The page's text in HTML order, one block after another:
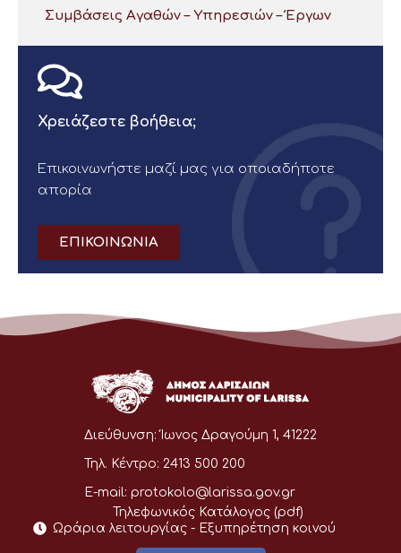
Συμβάσεις Αγαθών – Υπηρεσιών – Έργων
Χρειάζεστε βοήθεια;
Επικοινωνήστε μαζί μας για οποιαδήποτε
απορία
ΕΠΙΚΟΙΝΩΝΙΑ
Διεύθυνση: Ίωνος Δραγούμη 1, 41222
Τηλ. Κέντρο: 2413 500 200
E-mail: protokolo@larissa.gov.gr
Τηλεφωνικός Κατάλογος (pdf)
Ωράρια λειτουργίας - Eξυπηρέτηση κοινού